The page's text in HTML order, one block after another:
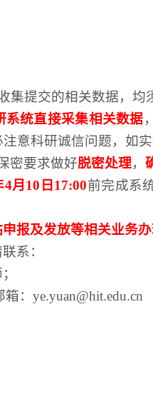
集提交的相关数据，均
系统直接采集相关数据，
注意科研诚信问题，如实
密要求做好脱密处理，
4月10日17:00前完成系
报及发放等相关业务办
系 ：
：ye.yuan@hit.edu.cn